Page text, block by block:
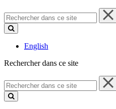
Rechercher
dans
ce
English
Rechercher dans ce site
Rechercher
dans
ce